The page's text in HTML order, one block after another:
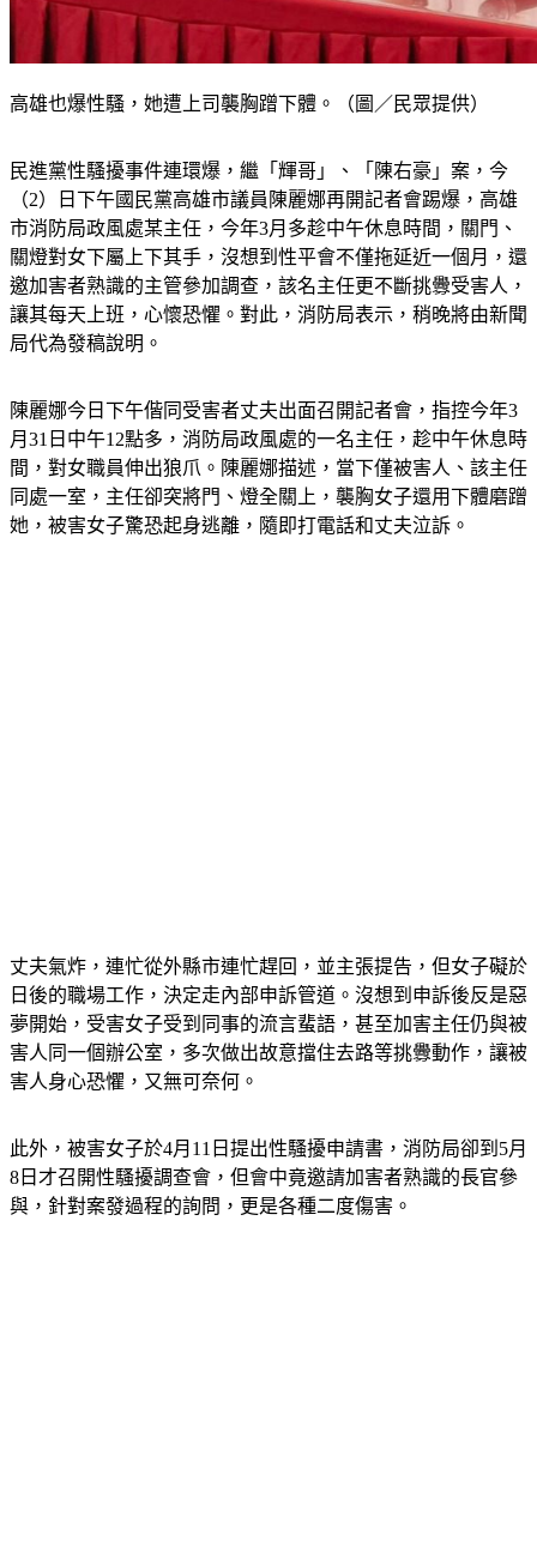
民進黨性騷擾事件連環爆，繼「輝哥」、「陳右豪」案，今
（2）日下午國民黨高雄市議員陳麗娜再開記者會踢爆，高雄
市消防局政風處某主任，今年3月多趁中午休息時間，關門、
關燈對女下屬上下其手，沒想到性平會不僅拖延近一個月，還
邀加害者熟識的主管參加調查，該名主任更不斷挑釁受害人，
讓其每天上班，心懷恐懼。對此，消防局表示，稍晚將由新聞
陳麗娜今日下午偕同受害者丈夫出面召開記者會，指控今年3
月31日中午12點多，消防局政風處的一名主任，趁中午休息時
間，對女職員伸出狼爪。陳麗娜描述，當下僅被害人、該主任
同處一室，主任卻突將門、燈全關上，襲胸女子還用下體磨蹭
丈夫氣炸，連忙從外縣市連忙趕回，並主張提告，但女子礙於
日後的職場工作，決定走內部申訴管道。沒想到申訴後反是惡
夢開始，受害女子受到同事的流言蜚語，甚至加害主任仍與被
害人同一個辦公室，多次做出故意擋住去路等挑釁動作，讓被
此外，被害女子於4月11日提出性騷擾申請書，消防局卻到5月
8日才召開性騷擾調查會，但會中竟邀請加害者熟識的長官參